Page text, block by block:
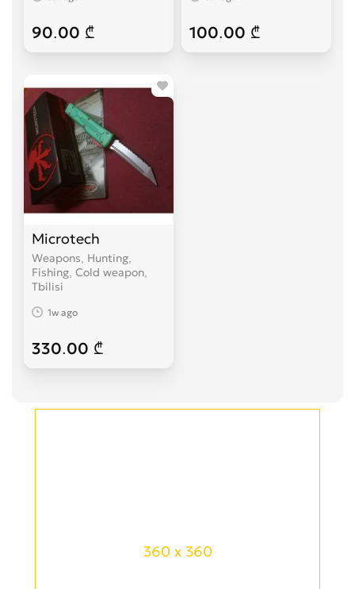
90.00 ₾ 100.00 ₾
Microtech
Weapons, Hunting,
Fishing, Cold weapon
Tbilisi
1w ago
330.00 ₾
360 x 360